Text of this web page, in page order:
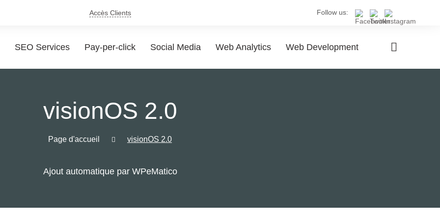
Accès Clients Follow us:
SEO Services Pay-per-click Social Media Web Analytics Web Development
visionOS 2.0
Page d'accueil visionOS 2.0
Ajout automatique par WPeMatico